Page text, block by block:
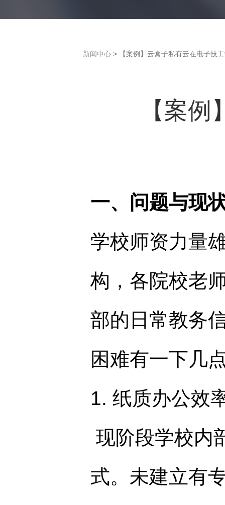
新闻中心 > 【案例】云盒子私有云在电子技
【案
一、问题与现
学校师资力量
构，各院校老
部的日常教务
困难有一下几
1. 纸质办公效
现阶段学校内
式。未建立有